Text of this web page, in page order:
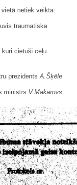
netiek veikta:
traumatiska
cietuši ceļu
prezidentsA.Šķēle
ministrs V.Makarovs